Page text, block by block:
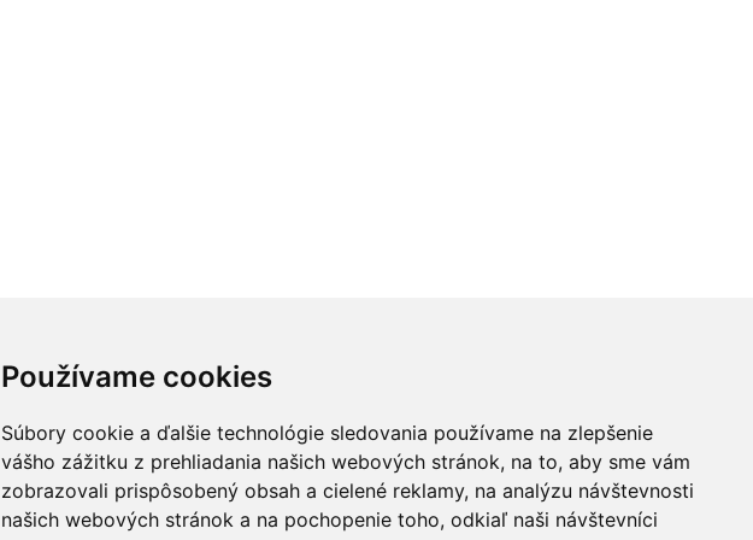
Používame cookies
Súbory cookie a ďalšie technológie sledovania používame na zlepšenie
vášho zážitku z prehliadania našich webových stránok, na to, aby sme vám
zobrazovali prispôsobený obsah a cielené reklamy, na analýzu návštevnosti
našich webových stránok a na pochopenie toho, odkiaľ naši návštevníci